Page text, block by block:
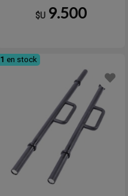
$U 9.500
1 en stock